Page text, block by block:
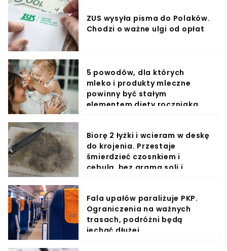
ZUS wysyła pisma do Polaków.
Chodzi o ważne ulgi od opłat
5 powodów, dla których
mleko i produkty mleczne
powinny być stałym
elementem diety roczniaka
Biorę 2 łyżki i wcieram w deskę
do krojenia. Przestaje
śmierdzieć czosnkiem i
cebulą, bez grama soli i
Fala upałów paraliżuje PKP.
Ograniczenia na ważnych
trasach, podróżni będą
jechać dłużej